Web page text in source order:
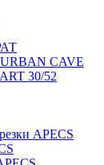
CAVE
30/52
APECS